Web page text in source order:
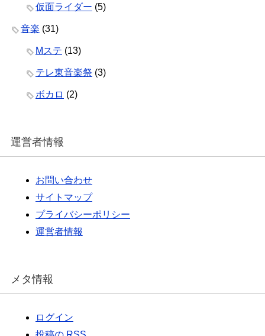
仮面ライダー (5)
音楽 (31)
Mステ (13)
テレ東音楽祭 (3)
ボカロ (2)
運営者情報
お問い合わせ
サイトマップ
プライバシーポリシー
運営者情報
メタ情報
ログイン